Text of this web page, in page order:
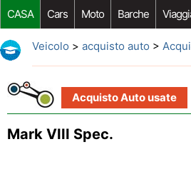
CASA Cars Moto Barche
Riparazione Auto Acquisto Auto
Veicolo > acquisto auto >
Acquisto Auto usate
Mark VIII Spec.